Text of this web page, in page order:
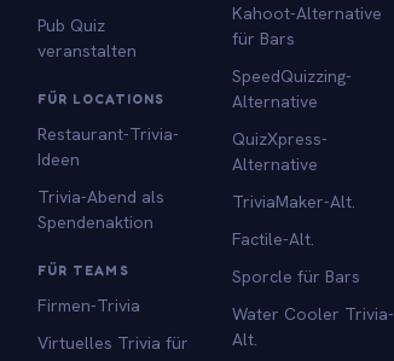
Pub Quiz
veranstalten
FÜR LOCATIONS
Restaurant-Trivia-
Ideen
Trivia-Abend als
Spendenaktion
FÜR TEAMS
Firmen-Trivia
Virtuelles Trivia für
Kahoot-Alternative
für Bars
SpeedQuizzing-
Alternative
QuizXpress-
Alternative
TriviaMaker-Alt.
Factile-Alt.
Sporcle für Bars
Water Cooler Trivia-
Alt.